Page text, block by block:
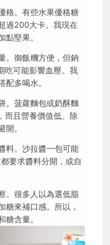
格。有些水果優格糖
過200大卡。我現在
點堅果。
。御飯糰方便，但鈉
吃可能影響血壓。我
配多喝水。
。菠蘿麵包或奶酥麵
而且營養價值低。除
。
料。沙拉醬一包可能
要求醬料分開，或自
。很多人以為選低脂
糖來補口感。所以，
糖含量。